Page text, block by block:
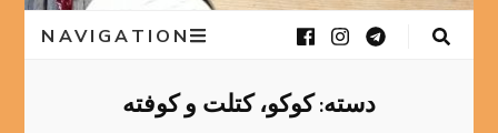
NAVIGATION
دسته:کوکو، کتلت و کوفته